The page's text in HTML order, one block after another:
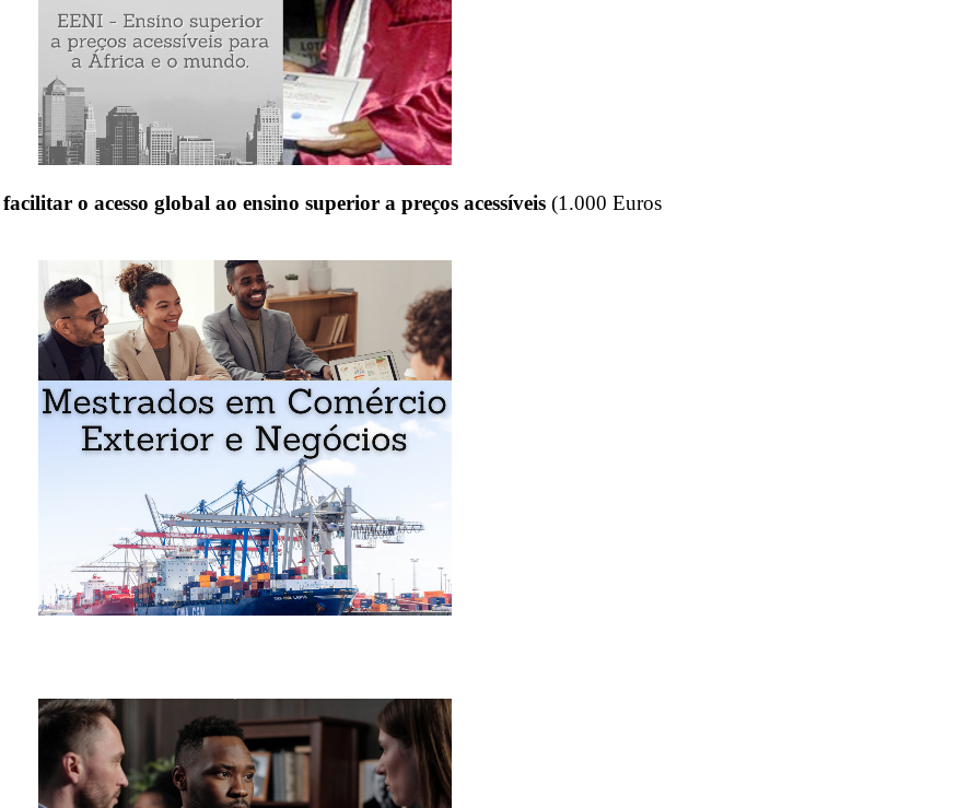
facilitar o acesso global ao ensino superior a preços acessíveis (1.000 Euros
Exterior (60 ECTS)
Internacionais (120 ECTS)
Internacional